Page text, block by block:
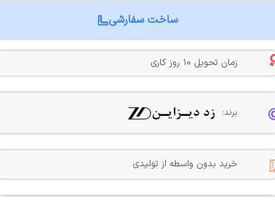
ساخت سفارشی
زمان تحویل 10 روز کاری
برند:
خرید بدون واسطه از تولیدی